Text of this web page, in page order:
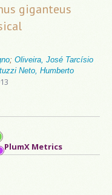
giganteus
; Oliveira, José Tarcísio
Neto, Humberto
PlumX Metrics